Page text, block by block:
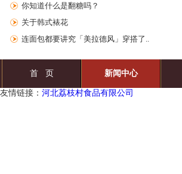
你知道什么是翻糖吗？
关于韩式裱花
连面包都要讲究「美拉德风」穿搭了..
新闻中心
首 页
友情链接： 河北荔枝村食品有限公司